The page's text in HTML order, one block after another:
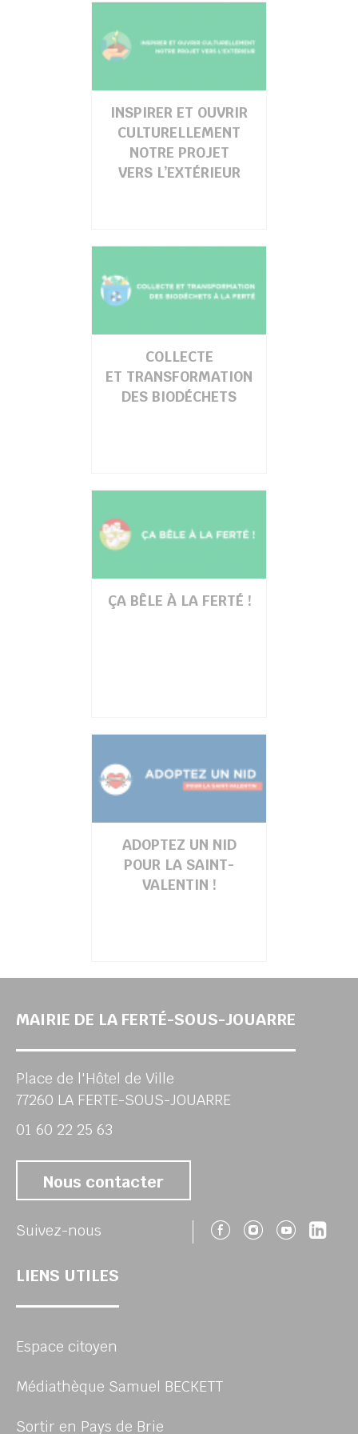
INSPIRER ET OUVRIR
CULTURELLEMENT
NOTRE PROJET
VERS L’EXTÉRIEUR
COLLECTE
ET TRANSFORMATION
DES BIODÉCHETS
ÇA BÊLE À LA FERTÉ !
ADOPTEZ UN NID
POUR LA SAINT-
VALENTIN !
MAIRIE DE LA FERTÉ-SOUS-JOUARRE
Place de l'Hôtel de Ville
77260 LA FERTE-SOUS-JOUARRE
01 60 22 25 63
Nous contacter
Suivez-nous Suivez-nous
Suivez-
LIENS UTILES
Espace citoyen
Médiathèque Samuel BECKETT
Sortir en Pays de Brie